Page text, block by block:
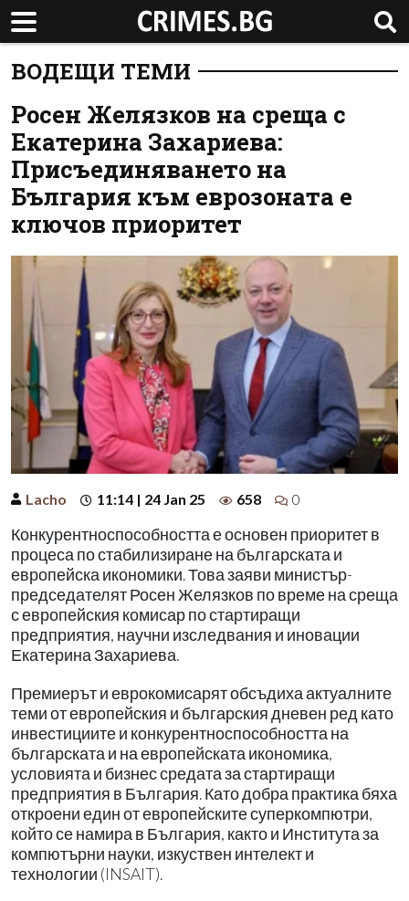
ВОДЕЩИ ТЕМИ
Росен Желязков на среща с
Екатерина Захариева:
Присъединяването на
България към еврозоната е
ключов приоритет
Lacho 11:14 | 24 Jan 25 658 0
Конкурентноспособността е основен приоритет в
процеса по стабилизиране на българската и
европейска икономики. Това заяви министър-
председателят Росен Желязков по време на среща
с европейския комисар по стартиращи
предприятия, научни изследвания и иновации
Екатерина Захариева.
Премиерът и еврокомисарят обсъдиха актуалните
теми от европейския и българския дневен ред като
инвестициите и конкурентноспособността на
българската и на европейската икономика,
условията и бизнес средата за стартиращи
предприятия в България. Като добра практика бяха
откроени един от европейските суперкомпютри,
който се намира в България, както и Института за
компютърни науки, изкуствен интелект и
технологии (INSAIT).